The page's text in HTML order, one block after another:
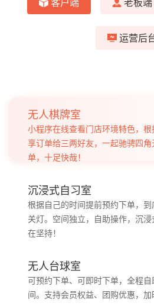
运营后
无人棋牌室
小程序在线查看门店环境特色，
享订单给三两好友，一起驰骋四
单，十足快哉！
沉浸式自习室
根据自己的时间提前预约下单，
关灯。空间独立，自助操作，沉
在坚持！
无人台球室
可预约下单、可即时下单，全程
间。支持会员权益、团购优惠，